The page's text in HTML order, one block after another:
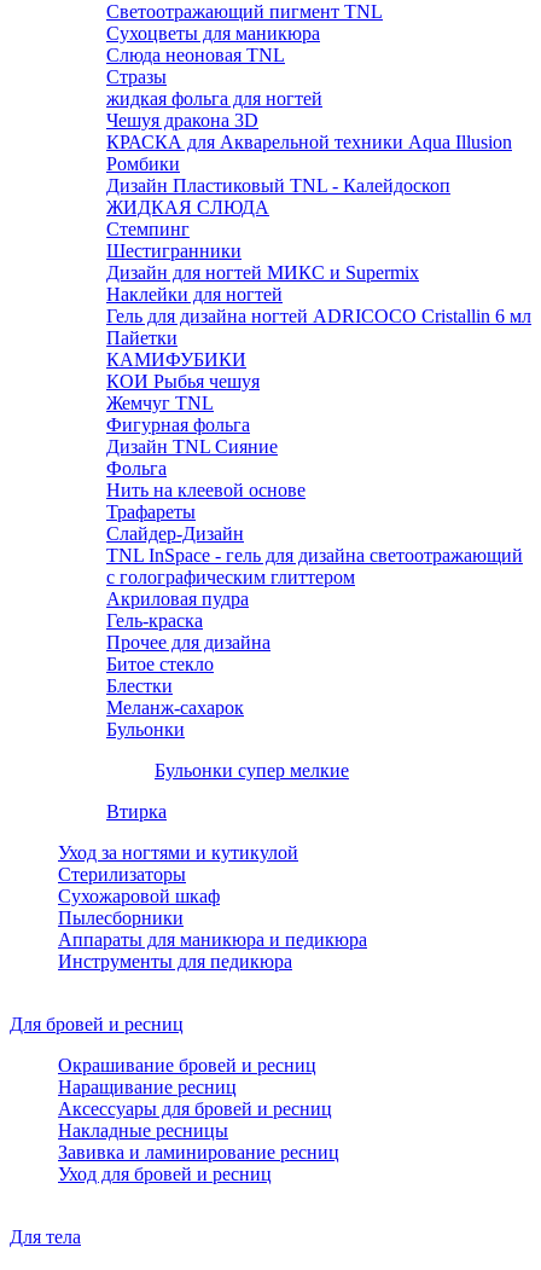
Светоотражающий пигмент TNL
Сухоцветы для маникюра
Слюда неоновая TNL
Стразы
жидкая фольга для ногтей
Чешуя дракона 3D
КРАСКА для Акварельной техники Aqua Illusion
Ромбики
Дизайн Пластиковый TNL - Калейдоскоп
ЖИДКАЯ СЛЮДА
Стемпинг
Шестигранники
Дизайн для ногтей МИКС и Supermix
Наклейки для ногтей
Гель для дизайна ногтей ADRICOCO Cristallin 6 мл
Пайетки
КАМИФУБИКИ
КОИ Рыбья чешуя
Жемчуг TNL
Фигурная фольга
Дизайн TNL Сияние
Фольга
Нить на клеевой основе
Трафареты
Слайдер-Дизайн
TNL InSpace - гель для дизайна светоотражающий
с голографическим глиттером
Акриловая пудра
Гель-краска
Прочее для дизайна
Битое стекло
Блестки
Меланж-сахарок
Бульонки
Бульонки супер мелкие
Втирка
Уход за ногтями и кутикулой
Стерилизаторы
Сухожаровой шкаф
Пылесборники
Аппараты для маникюра и педикюра
Инструменты для педикюра
Для бровей и ресниц
Окрашивание бровей и ресниц
Наращивание ресниц
Аксессуары для бровей и ресниц
Накладные ресницы
Завивка и ламинирование ресниц
Уход для бровей и ресниц
Для тела